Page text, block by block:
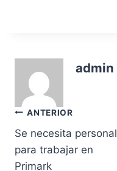
admin
Navegación
de
ANTERIOR
Se necesita personal
para trabajar en
Primark